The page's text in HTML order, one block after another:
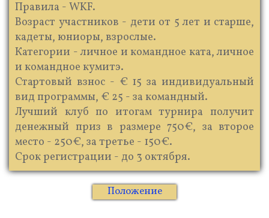
Правила - WKF.
Возраст участников - дети от 5 лет и старше,
кадеты, юниоры, взрослые.
Категории - личное и командное ката, личное
и командное кумитэ.
Стартовый взнос - € 15 за индивидуальный
вид программы, € 25 - за командный.
Лучший клуб по итогам турнира получит
денежный приз в размере 750€, за второе
место - 250€, за третье - 150€.
Срок регистрации - до 3 октября.
Положение